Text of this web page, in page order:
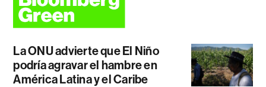
La ONU advierte que El Niño
podría agravar el hambre en
América Latina y el Caribe